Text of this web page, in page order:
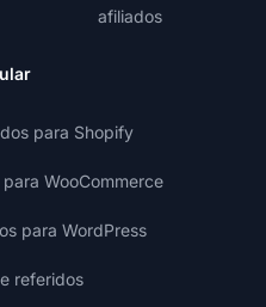
afiliados
para Shopify
WooCommerce
para WordPress
referidos